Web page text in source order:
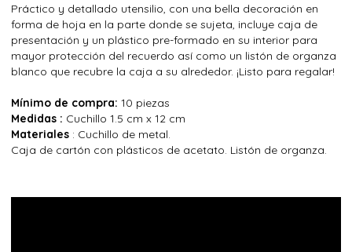
Práctico y detallado utensilio, con una bella decoración en
forma de hoja en la parte donde se sujeta, incluye caja de
presentación y un plástico pre-formado en su interior para
mayor protección del recuerdo así como un listón de organza
blanco que recubre la caja a su alrededor. ¡Listo para regalar!
Mínimo de compra: 10 piezas
Medidas : Cuchillo 1.5 cm x 12 cm
Materiales : Cuchillo de metal.
Caja de cartón con plásticos de acetato. Listón de organza.